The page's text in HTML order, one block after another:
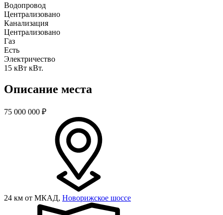
Водопровод
Централизовано
Канализация
Централизовано
Газ
Есть
Электричество
15 кВт кВт.
Описание места
75 000 000 ₽
24 км от МКАД, Новорижское шоссе